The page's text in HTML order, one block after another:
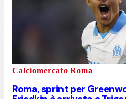
Calciomercato Roma
Roma, sprint per